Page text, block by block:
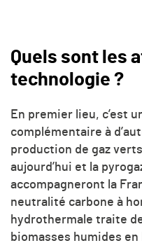
Quels sont les
technologie ?
En premier lieu, c’est
complémentaire à
production de gaz
aujourd’hui et la
accompagneront la
neutralité carbone à
hydrothermale traite
biomasses humides